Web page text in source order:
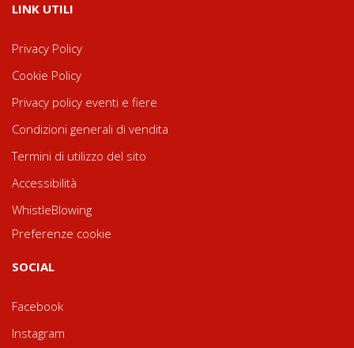
LINK UTILI
Privacy Policy
Cookie Policy
Privacy policy eventi e fiere
Condizioni generali di vendita
Termini di utilizzo del sito
Accessibilità
WhistleBlowing
Preferenze cookie
SOCIAL
Facebook
Instagram